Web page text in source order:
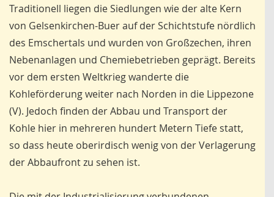
Traditionell liegen die Siedlungen wie der alte Kern
von Gelsenkirchen-Buer auf der Schichtstufe nördlich
des Emschertals und wurden von Großzechen, ihren
Nebenanlagen und Chemiebetrieben geprägt. Bereits
vor dem ersten Weltkrieg wanderte die
Kohleförderung weiter nach Norden in die Lippezone
(V). Jedoch finden der Abbau und Transport der
Kohle hier in mehreren hundert Metern Tiefe statt,
so dass heute oberirdisch wenig von der Verlagerung
der Abbaufront zu sehen ist.